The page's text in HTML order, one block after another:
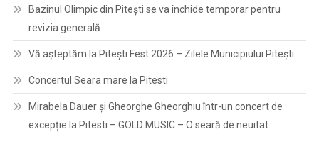
Bazinul Olimpic din Pitești se va închide temporar pentru
revizia generală
Vă așteptăm la Pitești Fest 2026 – Zilele Municipiului Pitești
Concertul Seara mare la Pitesti
Mirabela Dauer și Gheorghe Gheorghiu într-un concert de
excepție la Pitesti – GOLD MUSIC – O seară de neuitat